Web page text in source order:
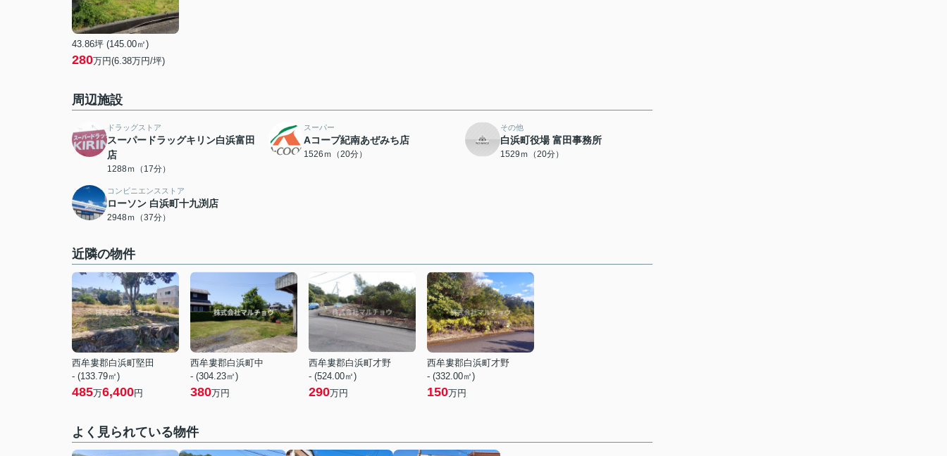
43.86坪 (145.00㎡)
280万円(6.38万円/坪)
周辺施設
ドラッグストア
スーパードラッグキリン白浜富田
店
1288ｍ（17分）
スーパー
Aコープ紀南あぜみち店
1526ｍ（20分）
その他
白浜町役場 富田事務所
1529ｍ（20分）
コンビニエンスストア
ローソン 白浜町十九渕店
2948ｍ（37分）
近隣の物件
西牟婁郡白浜町堅田
- (133.79㎡)
485万6,400円
西牟婁郡白浜町中
- (304.23㎡)
380万円
西牟婁郡白浜町才野
- (524.00㎡)
290万円
西牟婁郡白浜町才野
- (332.00㎡)
150万円
よく見られている物件